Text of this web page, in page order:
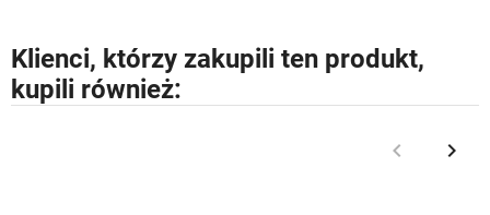
Klienci, którzy zakupili ten produkt,
kupili również:
Poprzedni
keyboard_arrow_left keyboard_arrow_right